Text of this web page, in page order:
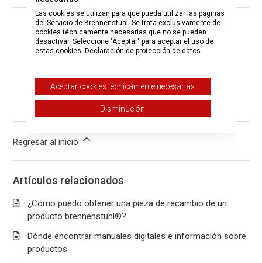
¿Fue útil este artículo?
Sí No
¿Tiene más preguntas?Enviar una solicitud
Regresar al inicio
Artículos relacionados
¿Cómo puedo obtener una pieza de recambio de un
producto brennenstuhl®?
Dónde encontrar manuales digitales e información sobre
productos
Las cookies se utilizan para que pueda utilizar las páginas
del Servicio de Brennenstuhl. Se trata exclusivamente de
cookies técnicamente necesarias que no se pueden
desactivar. Seleccione "Aceptar" para aceptar el uso de
estas cookies. Declaración de protección de datos
Aceptar cookies técnicamente necesarias
Disminución